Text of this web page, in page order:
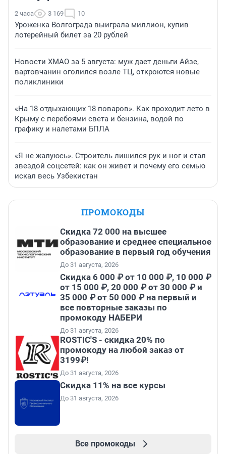
2 часа 3 169 10
Уроженка Волгограда выиграла миллион, купив
лотерейный билет за 20 рублей
Новости ХМАО за 5 августа: муж дает деньги Айзе,
вартовчанин оголился возле ТЦ, откроются новые
поликлиники
«На 18 отдыхающих 18 поваров». Как проходит лето в
Крыму с перебоями света и бензина, водой по
графику и налетами БПЛА
«Я не жалуюсь». Строитель лишился рук и ног и стал
звездой соцсетей: как он живет и почему его семью
искал весь Узбекистан
ПРОМОКОДЫ
Скидка 72 000 на высшее
образование и среднее специальное
образование в первый год обучения
До 31 августа, 2026
Скидка 6 000 ₽ от 10 000 ₽, 10 000 ₽
от 15 000 ₽, 20 000 ₽ от 30 000 ₽ и
35 000 ₽ от 50 000 ₽ на первый и
все повторные заказы по
промокоду НАБЕРИ
До 31 августа, 2026
ROSTIC'S - скидка 20% по
промокоду на любой заказ от
3199₽!
До 31 августа, 2026
Скидка 11% на все курсы
До 31 августа, 2026
Все промокоды